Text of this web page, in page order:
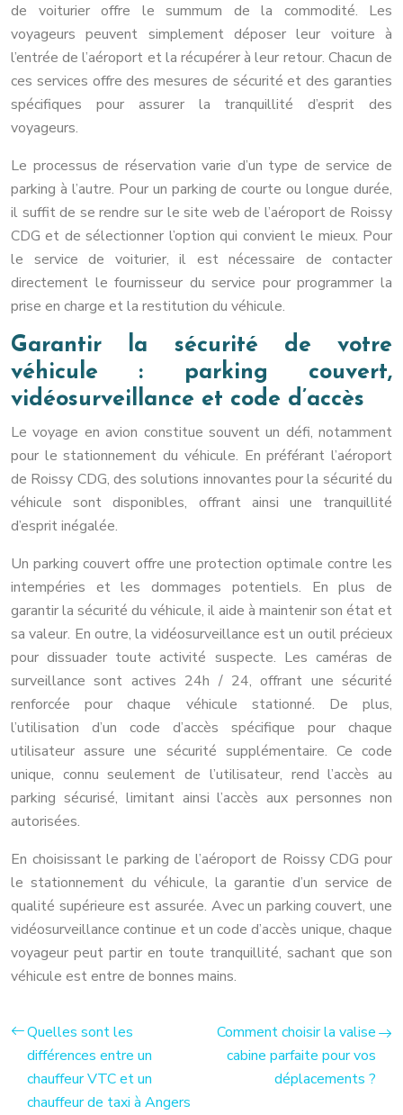
de voiturier offre le summum de la commodité. Les
voyageurs peuvent simplement déposer leur voiture à
l’entrée de l’aéroport et la récupérer à leur retour. Chacun de
ces services offre des mesures de sécurité et des garanties
spécifiques pour assurer la tranquillité d’esprit des
voyageurs.
Le processus de réservation varie d’un type de service de
parking à l’autre. Pour un parking de courte ou longue durée,
il suffit de se rendre sur le site web de l’aéroport de Roissy
CDG et de sélectionner l’option qui convient le mieux. Pour
le service de voiturier, il est nécessaire de contacter
directement le fournisseur du service pour programmer la
prise en charge et la restitution du véhicule.
Garantir la sécurité de votre
véhicule : parking couvert,
vidéosurveillance et code d’accès
Le voyage en avion constitue souvent un défi, notamment
pour le stationnement du véhicule. En préférant l’aéroport
de Roissy CDG, des solutions innovantes pour la sécurité du
véhicule sont disponibles, offrant ainsi une tranquillité
d’esprit inégalée.
Un parking couvert offre une protection optimale contre les
intempéries et les dommages potentiels. En plus de
garantir la sécurité du véhicule, il aide à maintenir son état et
sa valeur. En outre, la vidéosurveillance est un outil précieux
pour dissuader toute activité suspecte. Les caméras de
surveillance sont actives 24h / 24, offrant une sécurité
renforcée pour chaque véhicule stationné. De plus,
l’utilisation d’un code d’accès spécifique pour chaque
utilisateur assure une sécurité supplémentaire. Ce code
unique, connu seulement de l’utilisateur, rend l’accès au
parking sécurisé, limitant ainsi l’accès aux personnes non
autorisées.
En choisissant le parking de l’aéroport de Roissy CDG pour
le stationnement du véhicule, la garantie d’un service de
qualité supérieure est assurée. Avec un parking couvert, une
vidéosurveillance continue et un code d’accès unique, chaque
voyageur peut partir en toute tranquillité, sachant que son
véhicule est entre de bonnes mains.
Quelles sont les
différences entre un
chauffeur VTC et un
chauffeur de taxi à Angers
Comment choisir la valise
cabine parfaite pour vos
déplacements ?